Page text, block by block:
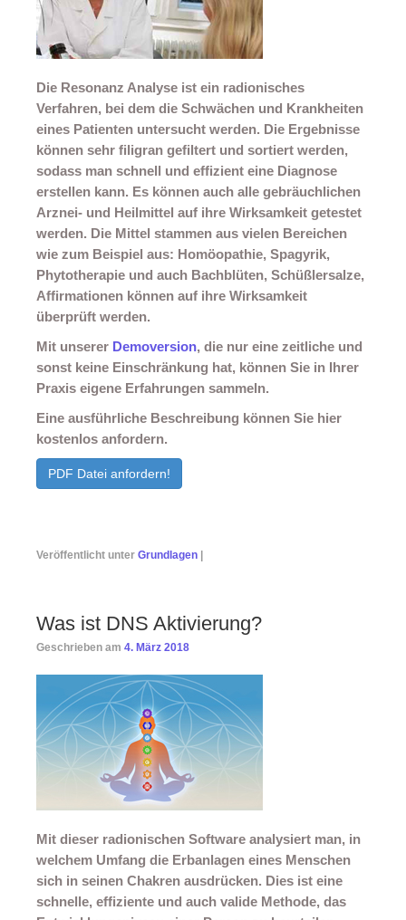
Die Resonanz Analyse ist ein radionisches
Verfahren, bei dem die Schwächen und Krankheiten
eines Patienten untersucht werden. Die Ergebnisse
können sehr filigran gefiltert und sortiert werden,
sodass man schnell und effizient eine Diagnose
erstellen kann. Es können auch alle gebräuchlichen
Arznei- und Heilmittel auf ihre Wirksamkeit getestet
werden. Die Mittel stammen aus vielen Bereichen
wie zum Beispiel aus: Homöopathie, Spagyrik,
Phytotherapie und auch Bachblüten, Schüßlersalze,
Affirmationen können auf ihre Wirksamkeit
überprüft werden.
Mit unserer Demoversion, die nur eine zeitliche und
sonst keine Einschränkung hat, können Sie in Ihrer
Praxis eigene Erfahrungen sammeln.
Eine ausführliche Beschreibung können Sie hier
kostenlos anfordern.
PDF Datei anfordern!
Veröffentlicht unter Grundlagen
Was ist DNS Aktivierung?
Geschrieben am 4. März 2018
Mit dieser radionischen Software analysiert man, in
welchem Umfang die Erbanlagen eines Menschen
sich in seinen Chakren ausdrücken. Dies ist eine
schnelle, effiziente und auch valide Methode, das